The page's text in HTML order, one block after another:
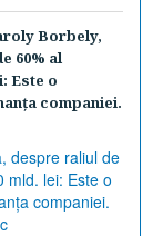
Borbely,
60% al
Este o
companiei.